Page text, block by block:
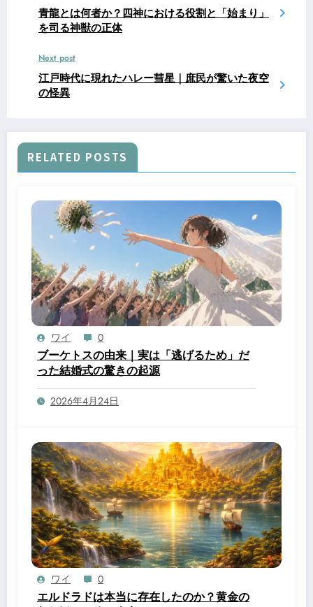
青龍とは何者か？四神における役割と「始まり」
を司る神獣の正体
Next post
江戸時代に現れたハレー彗星｜庶民が驚いた夜空
の怪異
RELATED POSTS
ワイ 0
ブーケトスの由来｜実は「逃げるため」だ
った結婚式の驚きの起源
2026年4月24日
ワイ 0
エルドラドは本当に存在したのか？黄金の